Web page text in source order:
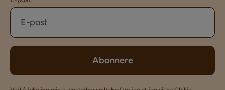
Abonnere